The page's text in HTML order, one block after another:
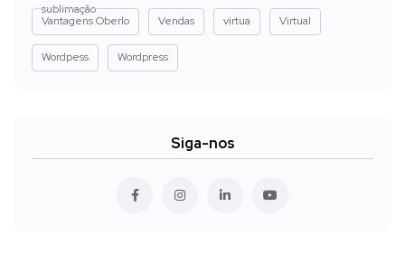
sublimação
Vantagens Oberlo
Vendas virtua Virtual
Wordpess Wordpress
Siga-nos